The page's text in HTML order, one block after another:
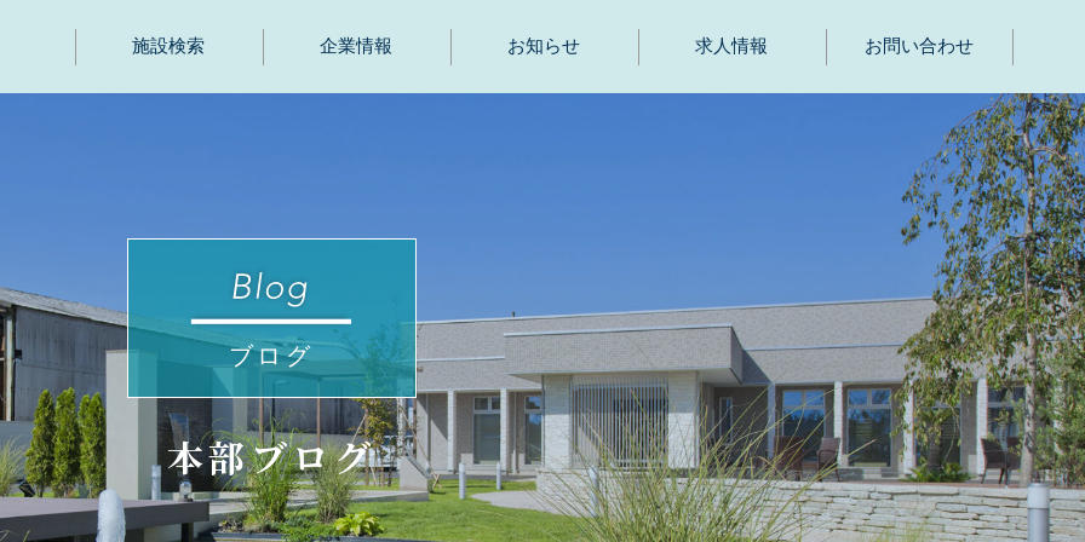
施設検索 企業情報 お知らせ 求人情報 お問い合わせ
ブログ
本部ブログ